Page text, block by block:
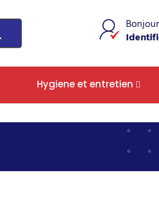
Bonjour
Hygiene et entretien